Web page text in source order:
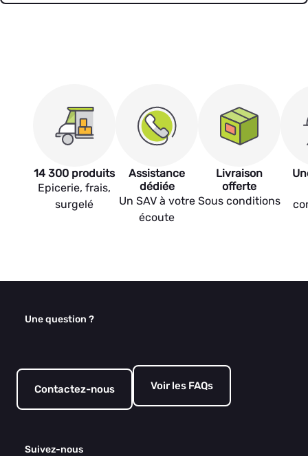
14 300 produits
Epicerie, frais,
surgelé
Assistance
dédiée
Un SAV à votre
écoute
Livraison
offerte
Sous conditions
Une question ?
Contactez-nous Voir les FAQs
Suivez-nous